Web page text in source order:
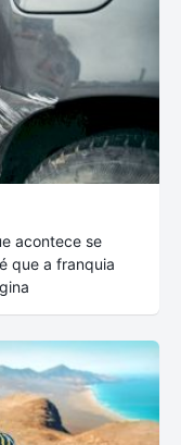
acontece se
que a franquia